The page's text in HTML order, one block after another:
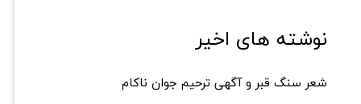
نوشته های اخیر
شعر سنگ قبر و آگهی ترحیم جوان ناکام